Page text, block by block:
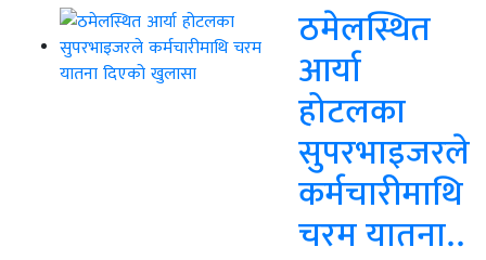
ठमेलस्थित
आर्या
होटलका
सुपरभाइजरले
कर्मचारीमाथि
चरम यातना..